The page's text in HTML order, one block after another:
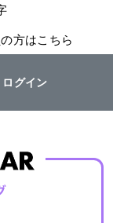
方はこちら
ログイン